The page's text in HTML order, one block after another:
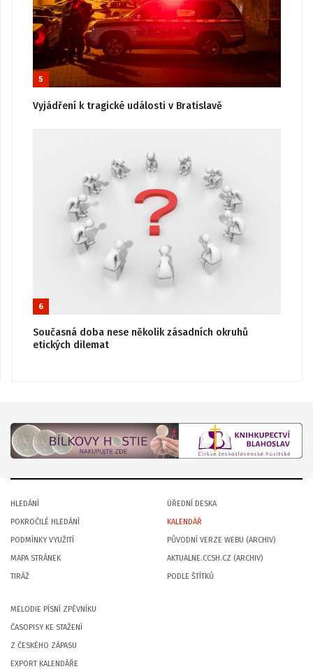
5
Vyjádření k tragické události v Bratislavě
6
Současná doba nese několik zásadních okruhů
etických dilemat
HLEDÁNÍ
POKROČILÉ HLEDÁNÍ
PODMÍNKY VYUŽITÍ
MAPA STRÁNEK
TIRÁŽ
ÚŘEDNÍ DESKA
KALENDÁŘ
PŮVODNÍ VERZE WEBU (ARCHIV)
AKTUALNE.CCSH.CZ (ARCHIV)
PODLE ŠTÍTKŮ
MELODIE PÍSNÍ ZPĚVNÍKU
ČASOPISY KE STAŽENÍ
Z ČESKÉHO ZÁPASU
EXPORT KALENDÁŘE